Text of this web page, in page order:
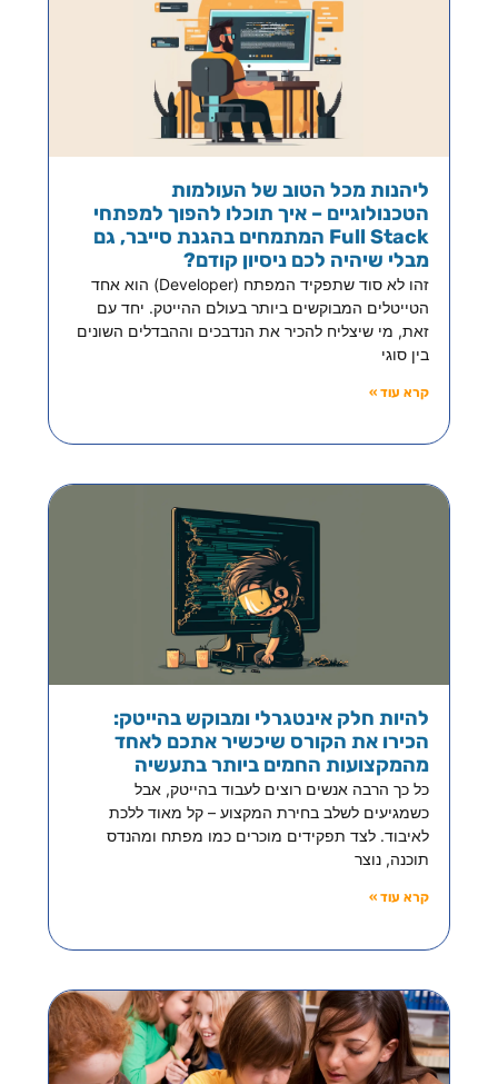
ליהנות מכל הטוב של העולמות
הטכנולוגיים – איך תוכלו להפוך למפתחי
Full Stack המתמחים בהגנת סייבר, גם
מבלי שיהיה לכם ניסיון קודם?
זהו לא סוד שתפקיד המפתח (Developer) הוא אחד
הטייטלים המבוקשים ביותר בעולם ההייטק. יחד עם
זאת, מי שיצליח להכיר את הנדבכים וההבדלים השונים
בין סוגי
קרא עוד »
להיות חלק אינטגרלי ומבוקש בהייטק:
הכירו את הקורס שיכשיר אתכם לאחד
מהמקצועות החמים ביותר בתעשיה
כל כך הרבה אנשים רוצים לעבוד בהייטק, אבל
כשמגיעים לשלב בחירת המקצוע – קל מאוד ללכת
לאיבוד. לצד תפקידים מוכרים כמו מפתח ומהנדס
תוכנה, נוצר
קרא עוד »